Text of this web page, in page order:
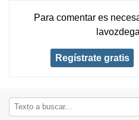
Para comentar es
Regístrate gratis